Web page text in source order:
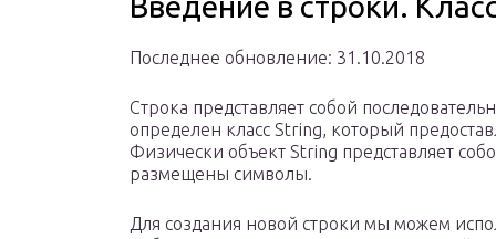
Последнее обновление: 31.10.2018
Строка представляет собой
определен класс String, который
Физически объект String представляет
размещены символы.
Для создания новой строки мы можем